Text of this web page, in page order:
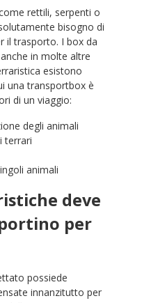
rettili, serpenti o
bisogno di
il trasporto. I box da
in molte altre
esistono
una transportbox è
di un viaggio:
degli animali
terrari
animali
deve
per
possiede
innanzitutto per